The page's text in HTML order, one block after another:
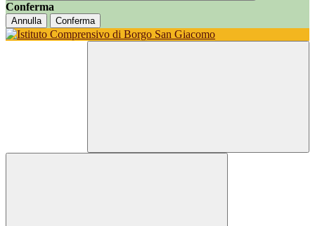
Conferma
Annulla Conferma